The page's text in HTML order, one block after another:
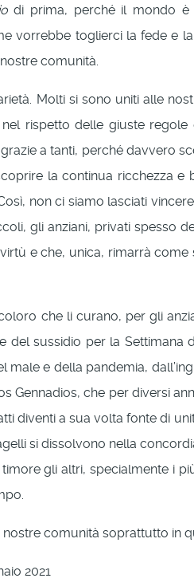
di prima, perché il mondo
vorrebbe toglierci la fede e
comunità.
Molti si sono uniti alle
rispetto delle giuste regole
a tanti, perché davvero
la continua ricchezza e
non ci siamo lasciati
gli anziani, privati spesso
e che, unica, rimarrà
che li curano, per gli
sussidio per la Settimana
e della pandemia,
Gennadios, che per diversi
diventi a sua volta fonte di
si dissolvono nella
gli altri, specialmente i
comunità soprattutto in
2021